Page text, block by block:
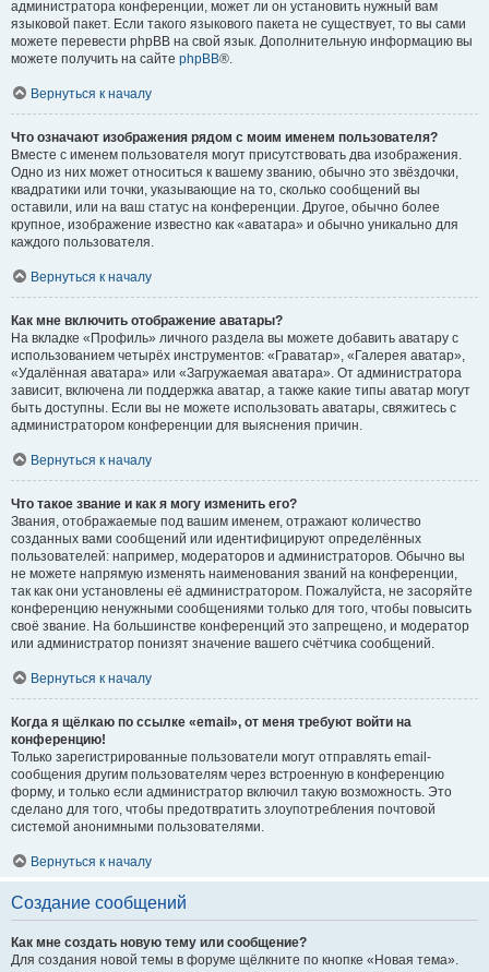
администратора конференции, может ли он установить нужный вам
языковой пакет. Если такого языкового пакета не существует, то вы сами
можете перевести phpBB на свой язык. Дополнительную информацию вы
можете получить на сайте phpBB®.
Вернуться к началу
Что означают изображения рядом с моим именем пользователя?
Вместе с именем пользователя могут присутствовать два изображения.
Одно из них может относиться к вашему званию, обычно это звёздочки,
квадратики или точки, указывающие на то, сколько сообщений вы
оставили, или на ваш статус на конференции. Другое, обычно более
крупное, изображение известно как «аватара» и обычно уникально для
каждого пользователя.
Вернуться к началу
Как мне включить отображение аватары?
На вкладке «Профиль» личного раздела вы можете добавить аватару с
использованием четырёх инструментов: «Граватар», «Галерея аватар»,
«Удалённая аватара» или «Загружаемая аватара». От администратора
зависит, включена ли поддержка аватар, а также какие типы аватар могут
быть доступны. Если вы не можете использовать аватары, свяжитесь с
администратором конференции для выяснения причин.
Вернуться к началу
Что такое звание и как я могу изменить его?
Звания, отображаемые под вашим именем, отражают количество
созданных вами сообщений или идентифицируют определённых
пользователей: например, модераторов и администраторов. Обычно вы
не можете напрямую изменять наименования званий на конференции,
так как они установлены её администратором. Пожалуйста, не засоряйте
конференцию ненужными сообщениями только для того, чтобы повысить
своё звание. На большинстве конференций это запрещено, и модератор
или администратор понизят значение вашего счётчика сообщений.
Вернуться к началу
Когда я щёлкаю по ссылке «email», от меня требуют войти на
конференцию!
Только зарегистрированные пользователи могут отправлять email-
сообщения другим пользователям через встроенную в конференцию
форму, и только если администратор включил такую возможность. Это
сделано для того, чтобы предотвратить злоупотребления почтовой
системой анонимными пользователями.
Вернуться к началу
Создание сообщений
Как мне создать новую тему или сообщение?
Для создания новой темы в форуме щёлкните по кнопке «Новая тема».